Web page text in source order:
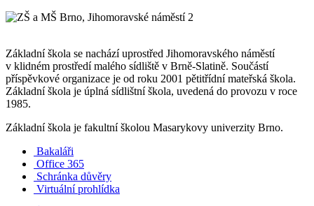
Základní škola se nachází uprostřed Jihomoravského náměstí
v klidném prostředí malého sídliště v Brně-Slatině. Součástí
příspěvkové organizace je od roku 2001 pětitřídní mateřská škola.
Základní škola je úplná sídlištní škola, uvedená do provozu v roce
1985.
Základní škola je fakultní školou Masarykovy univerzity Brno.
Bakaláři
Office 365
Schránka důvěry
Virtuální prohlídka